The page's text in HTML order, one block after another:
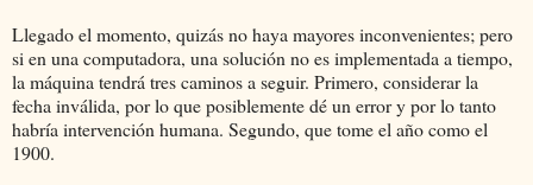
Llegado el momento, quizás no haya mayores inconvenientes; pero
si en una computadora, una solución no es implementada a tiempo,
la máquina tendrá tres caminos a seguir. Primero, considerar la
fecha inválida, por lo que posiblemente dé un error y por lo tanto
habría intervención humana. Segundo, que tome el año como el
1900.